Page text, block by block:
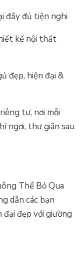
đầy đủ tiện nghi
kế nội thất
đẹp, hiện đại &
tư, nơi mỗi
ngơi, thư giãn sau
Thể Bỏ Qua
dẫn các bạn
đẹp với giường